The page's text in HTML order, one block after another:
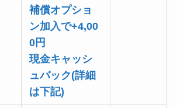
補償オプショ
ン加入で+4,00
0円
現金キャッシ
ュバック(詳細
は下記)